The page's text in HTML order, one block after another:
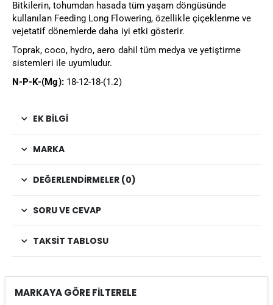
Bitkilerin, tohumdan hasada tüm yaşam döngüsünde
kullanılan Feeding Long Flowering, özellikle çiçeklenme ve
vejetatif dönemlerde daha iyi etki gösterir.
Toprak, coco, hydro, aero dahil tüm medya ve yetiştirme
sistemleri ile uyumludur.
N-P-K-(Mg):18-12-18-(1.2)
EK BILGI
MARKA
DEĞERLENDIRMELER (0)
SORU VE CEVAP
TAKSIT TABLOSU
MARKAYA GÖRE FİLTERELE